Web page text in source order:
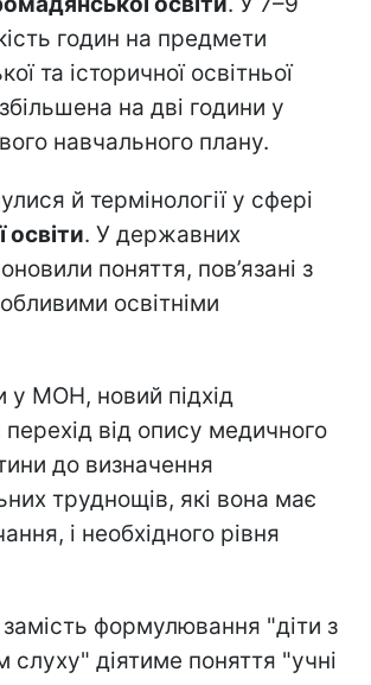
годин на предмети
та історичної освітньої
на дві години у
навчального плану.
й термінології у сфері
освіти. У державних
поняття, пов’язані з
освітніми
у МОН, новий підхід
від опису медичного
до визначення
труднощів, які вона має
і необхідного рівня
формулювання "діти з
діятиме поняття "учні